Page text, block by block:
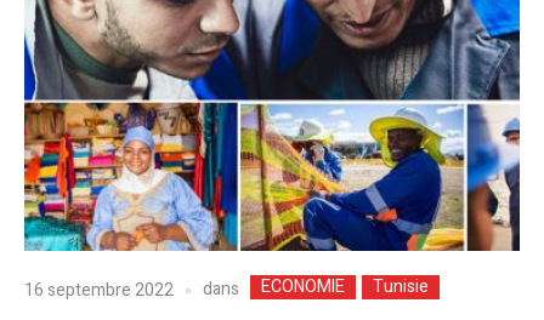
16 septembre 2022 dans ECONOMIE Tunisie